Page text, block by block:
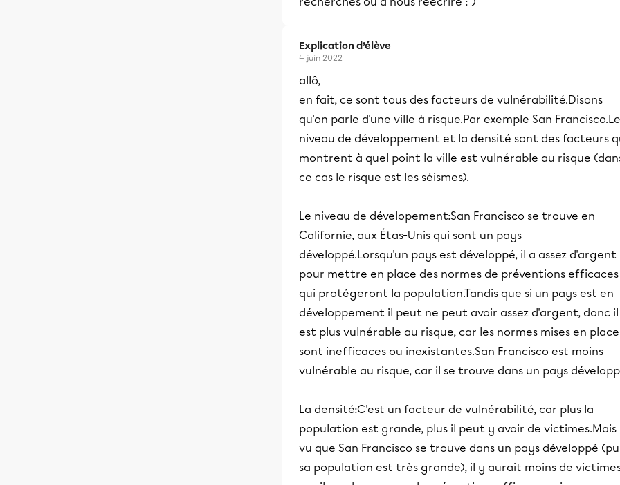
Explication d’élève
4 juin 2022
allô,
en fait, ce sont tous des facteurs de vulnérabilité.Disons
qu'on parle d'une ville à risque.Par exemple San Francisco.Le
niveau de développement et la densité sont des facteurs
montrent à quel point la ville est vulnérable au risque
ce cas le risque est les séismes).
Le niveau de dévelopement:San Francisco se trouve en
Californie, aux Étas-Unis qui sont un pays
développé.Lorsqu'un pays est développé, il a assez d'argent
pour mettre en place des normes de préventions efficaces
qui protégeront la population.Tandis que si un pays est en
développement il peut ne peut avoir assez d'argent, donc il
est plus vulnérable au risque, car les normes mises en place
sont inefficaces ou inexistantes.San Francisco est moins
vulnérable au risque, car il se trouve dans un pays
La densité:C'est un facteur de vulnérabilité, car plus la
population est grande, plus il peut y avoir de victimes.Mais
vu que San Francisco se trouve dans un pays développé
sa population est très grande), il y aurait moins de